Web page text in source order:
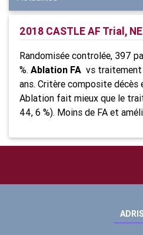
2018 CASTLE AF Trial,
Randomisée controlée, 397
%. Ablation FAvs traitement
ans. Critère composite décès
Ablation fait mieux que le
44, 6 %). Moins de FA et